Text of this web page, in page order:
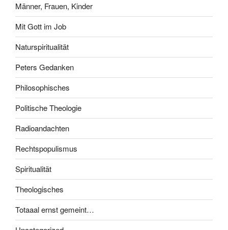
Männer, Frauen, Kinder
Mit Gott im Job
Naturspiritualität
Peters Gedanken
Philosophisches
Politische Theologie
Radioandachten
Rechtspopulismus
Spiritualität
Theologisches
Totaaal ernst gemeint…